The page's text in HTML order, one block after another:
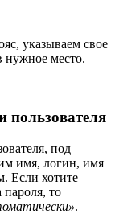
указываем свое
нужное место.
пользователя
под
имя, логин, имя
Если хотите
пароля, то
.